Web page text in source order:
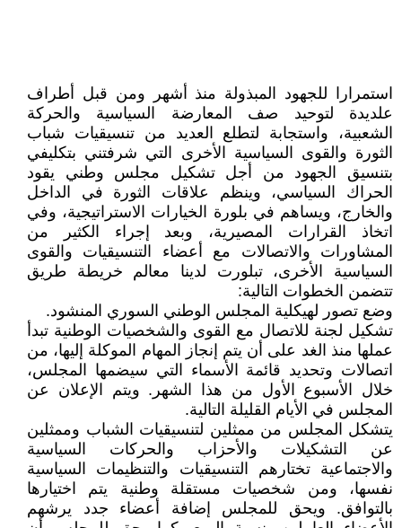
استمرارا للجهود المبذولة منذ أشهر ومن قبل أطراف
علديدة لتوحيد صف المعارضة السياسية والحركة
الشعبية، واستجابة لتطلع العديد من تنسيقيات شباب
الثورة والقوى السياسية الأخرى التي شرفتني بتكليفي
بتنسيق الجهود من أجل تشكيل مجلس وطني يقود
الحراك السياسي، وينظم علاقات الثورة في الداخل
والخارج، ويساهم في بلورة الخيارات الاستراتيجية، وفي
اتخاذ القرارات المصيرية، وبعد إجراء الكثير من
المشاورات والاتصالات مع أعضاء التنسيقيات والقوى
السياسية الأخرى، تبلورت لدينا معالم خريطة طريق
تتضمن الخطوات التالية:
وضع تصور لهيكلية المجلس الوطني السوري المنشود.
تشكيل لجنة للاتصال مع القوى والشخصيات الوطنية تبدأ
عملها منذ الغد على أن يتم إنجاز المهام الموكلة إليها، من
اتصالات وتحديد قائمة الأسماء التي سيضمها المجلس،
خلال الأسبوع الأول من هذا الشهر. ويتم الإعلان عن
المجلس في الأيام القليلة التالية.
يتشكل المجلس من ممثلين لتنسيقيات الشباب وممثلين
عن التشكيلات والأحزاب والحركات السياسية
والاجتماعية تختارهم التنسيقيات والتنظيمات السياسية
نفسها، ومن شخصيات مستقلة وطنية يتم اختيارها
بالتوافق. ويحق للمجلس إضافة أعضاء جدد يرشهم